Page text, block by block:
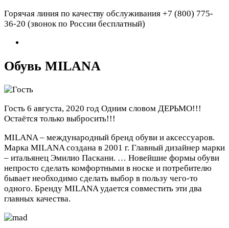
Горячая линия по качеству обслуживания +7 (800) 775-
36-20 (звонок по России бесплатный)
Обувь MILANA
Гость 6 августа, 2020 год Одним словом ДЕРЬМО!!!
Остаётся только выбросить!!!
MILANA – международный бренд обуви и аксессуаров.
Марка MILANA создана в 2001 г. Главный дизайнер марки
– итальянец Эмилио Паскани. … Новейшие формы обуви
непросто сделать комфортными в носке и потребителю
бывает необходимо сделать выбор в пользу чего-то
одного. Бренду MILANA удается совместить эти два
главных качества.